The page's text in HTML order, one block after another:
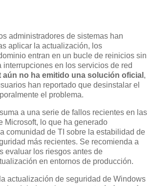
administradores de sistemas han
aplicar la actualización, los
entran en un bucle de reinicios sin
interrupciones en los servicios de red
aún no ha emitido una solución oficial ,
han reportado que desinstalar el
el problema.
a una serie de fallos recientes en las
Microsoft, lo que ha generado
comunidad de TI sobre la estabilidad de
más recientes. Se recomienda a
evaluar los riesgos antes de
en entornos de producción.
actualización de seguridad de Windows